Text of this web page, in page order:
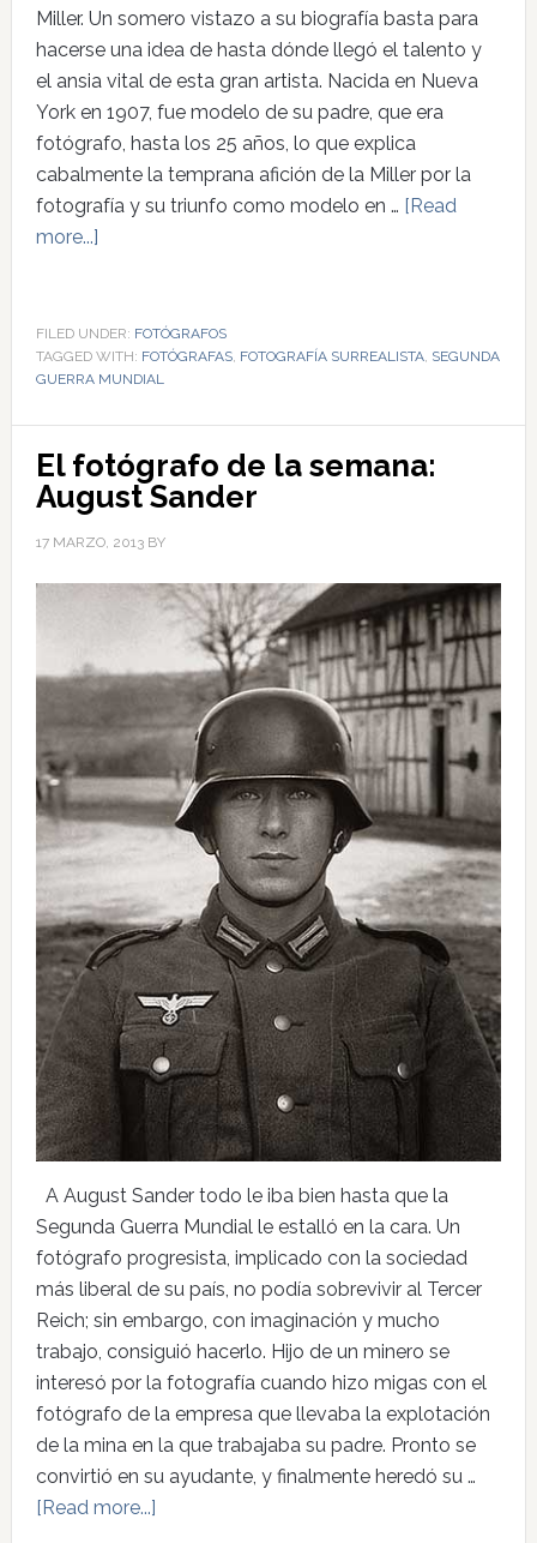
Miller. Un somero vistazo a su biografía basta para
hacerse una idea de hasta dónde llegó el talento y
el ansia vital de esta gran artista. Nacida en Nueva
York en 1907, fue modelo de su padre, que era
fotógrafo, hasta los 25 años, lo que explica
cabalmente la temprana afición de la Miller por la
fotografía y su triunfo como modelo en … [Read
more...]
FILED UNDER: FOTÓGRAFOS
TAGGED WITH: FOTÓGRAFAS, FOTOGRAFÍA SURREALISTA, SEGUNDA
GUERRA MUNDIAL
El fotógrafo de la semana:
August Sander
17 MARZO, 2013BY
A August Sander todo le iba bien hasta que la
Segunda Guerra Mundial le estalló en la cara. Un
fotógrafo progresista, implicado con la sociedad
más liberal de su país, no podía sobrevivir al Tercer
Reich; sin embargo, con imaginación y mucho
trabajo, consiguió hacerlo. Hijo de un minero se
interesó por la fotografía cuando hizo migas con el
fotógrafo de la empresa que llevaba la explotación
de la mina en la que trabajaba su padre. Pronto se
convirtió en su ayudante, y finalmente heredó su …
[Read more...]